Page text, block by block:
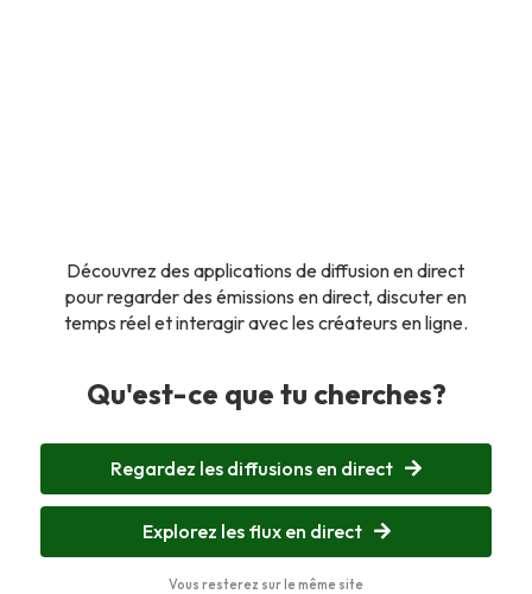
Découvrez des applications de diffusion en direct
pour regarder des émissions en direct, discuter en
temps réel et interagir avec les créateurs en ligne.
Qu'est-ce que tu cherches?
Regardez les diffusions en direct
Explorez les flux en direct
Vous resterez sur le même site